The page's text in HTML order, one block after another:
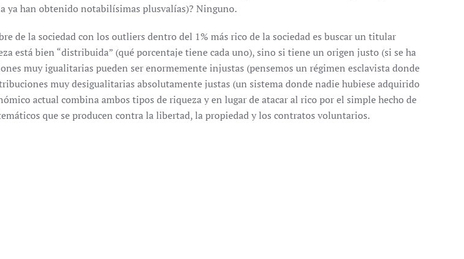
ya han obtenido notabilísimas plusvalías)? Ninguno.
de la sociedad con los outliers dentro del 1% más rico de la sociedad es buscar un titular
está bien “distribuida” (qué porcentaje tiene cada uno), sino si tiene un origen justo (si se ha
muy igualitarias pueden ser enormemente injustas (pensemos un régimen esclavista donde
muy desigualitarias absolutamente justas (un sistema donde nadie hubiese adquirido
actual combina ambos tipos de riqueza y en lugar de atacar al rico por el simple hecho de
que se producen contra la libertad, la propiedad y los contratos voluntarios.